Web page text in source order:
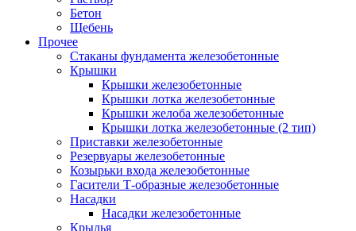
Бетон
Щебень
Прочее
Стаканы фундамента железобетонные
Крышки
Крышки железобетонные
Крышки лотка железобетонные
Крышки желоба железобетонные
Крышки лотка железобетонные (2 тип)
Приставки железобетонные
Резервуары железобетонные
Козырьки входа железобетонные
Гасители Т-образные железобетонные
Насадки
Насадки железобетонные
Крылья